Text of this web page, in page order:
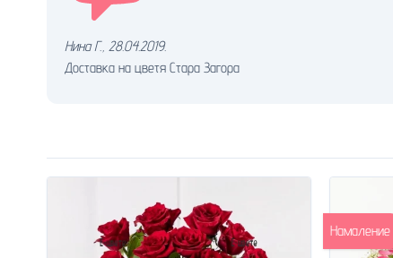
Нина Г., 28.04.2019.
Доставка на цветя Стара Загора
Намаление